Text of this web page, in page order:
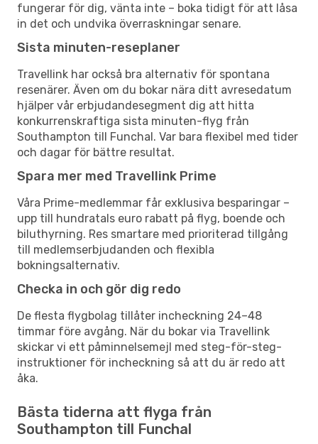
fungerar för dig, vänta inte – boka tidigt för att låsa
in det och undvika överraskningar senare.
Sista minuten-reseplaner
Travellink har också bra alternativ för spontana
resenärer. Även om du bokar nära ditt avresedatum
hjälper vår erbjudandesegment dig att hitta
konkurrenskraftiga sista minuten-flyg från
Southampton till Funchal. Var bara flexibel med tider
och dagar för bättre resultat.
Spara mer med Travellink Prime
Våra Prime-medlemmar får exklusiva besparingar –
upp till hundratals euro rabatt på flyg, boende och
biluthyrning. Res smartare med prioriterad tillgång
till medlemserbjudanden och flexibla
bokningsalternativ.
Checka in och gör dig redo
De flesta flygbolag tillåter incheckning 24–48
timmar före avgång. När du bokar via Travellink
skickar vi ett påminnelsemejl med steg-för-steg-
instruktioner för incheckning så att du är redo att
åka.
Bästa tiderna att flyga från
Southampton till Funchal